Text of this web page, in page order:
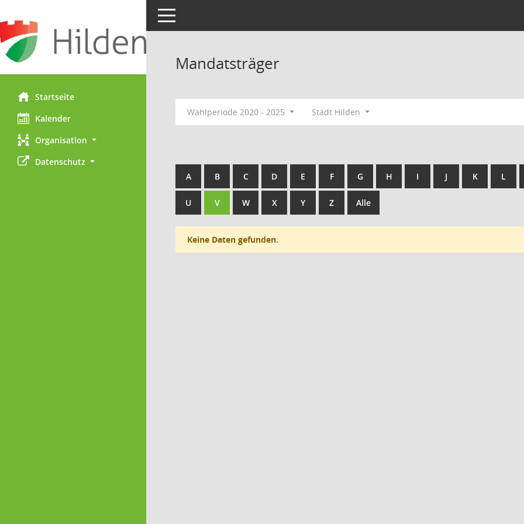
Startseite
Kalender
Organisation
Datenschutz
Toggle navigation
Mandatsträger
Wahlperiode 2020 - 2025 Stadt Hilden
A B C D E F G H I J K L
U V W X Y Z Alle
Keine Daten gefunden.